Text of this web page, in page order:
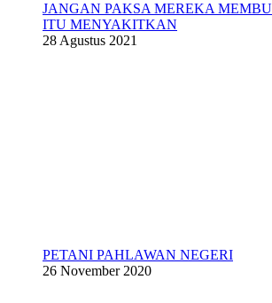
JANGAN PAKSA MEREKA
ITU MENYAKITKAN
28 Agustus 2021
PETANI PAHLAWAN NEGERI
26 November 2020